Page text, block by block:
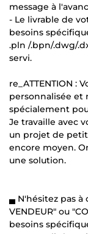
message à
- Le livrable de
besoins
.pln /.bpn/.dwg/
servi.
re_ATTENTION
personnalisée et
spécialement
Je travaille avec
un projet de
encore moyen.
une solution.
▄ N'hésitez pas à
VENDEUR" ou
besoins